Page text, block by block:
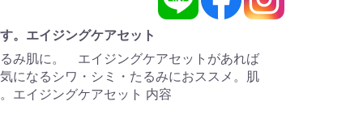
。エイジングケアセット
み肌に。 エイジングケアセットがあれば
になるシワ・シミ・たるみにおススメ。肌
エイジングケアセット 内容